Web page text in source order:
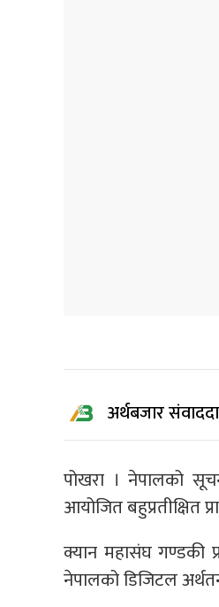
अर्थबजार
पोखरा । नेपालको
आयोजित बहुप्रतीक्षित
क्यान महासंघ गण्डकी
नेपालको डिजिटल